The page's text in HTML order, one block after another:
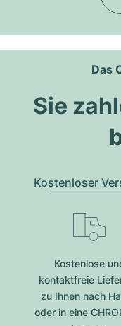
Das
Sie
Kostenloser
Kostenlose
kontaktfreie
zu Ihnen nach
oder in eine